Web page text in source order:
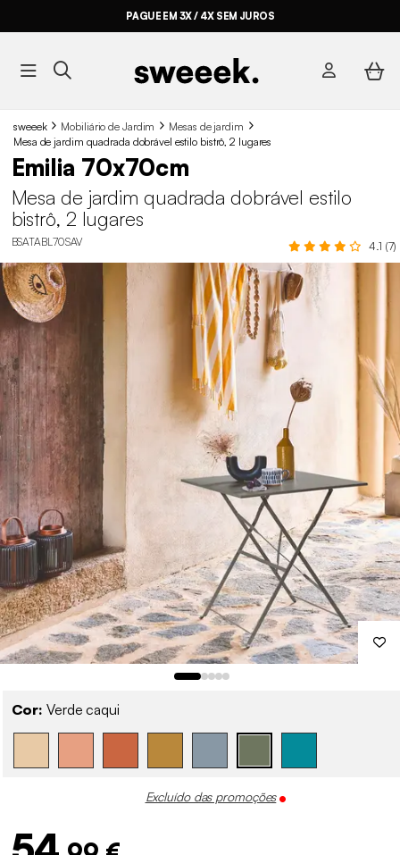
PAGUE EM 3X / 4X SEM JUROS
sweeek Mobiliário de Jardim
Mesas de jardim
Mesa de jardim quadrada dobrável estilo bistrô, 2 lugares
Emilia 70x70cm
Mesa de jardim quadrada dobrável estilo
bistrô, 2 lugares
BSATABL70SAV 4.1 (7)
Cor: Verde caqui
Excluído das promoções